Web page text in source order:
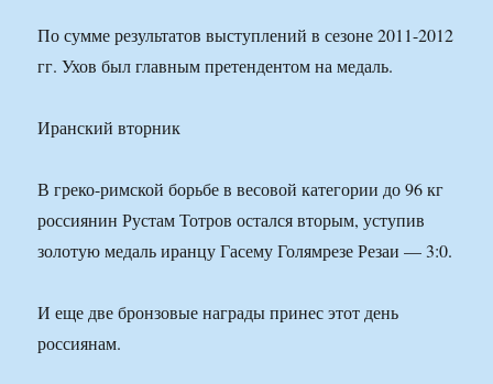
По сумме результатов выступлений в сезоне 2011-2012
гг. Ухов был главным претендентом на медаль.
Иранский вторник
В греко-римской борьбе в весовой категории до 96 кг
россиянин Рустам Тотров остался вторым, уступив
золотую медаль иранцу Гасему Голямрезе Резаи — 3:0.
И еще две бронзовые награды принес этот день
россиянам.